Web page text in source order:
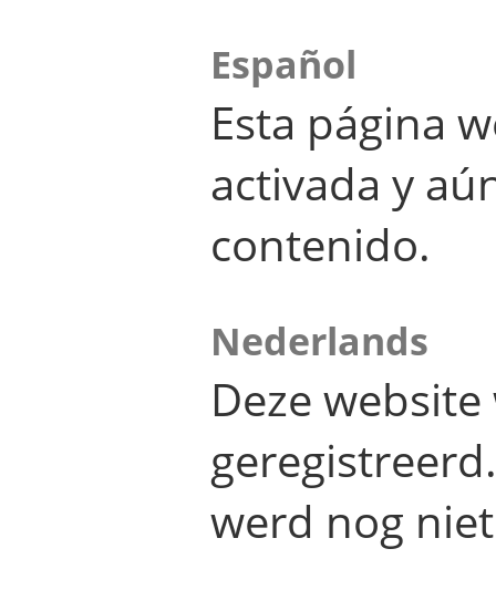
Español
Esta página
activada y
contenido.
Nederlands
Deze
werd nog